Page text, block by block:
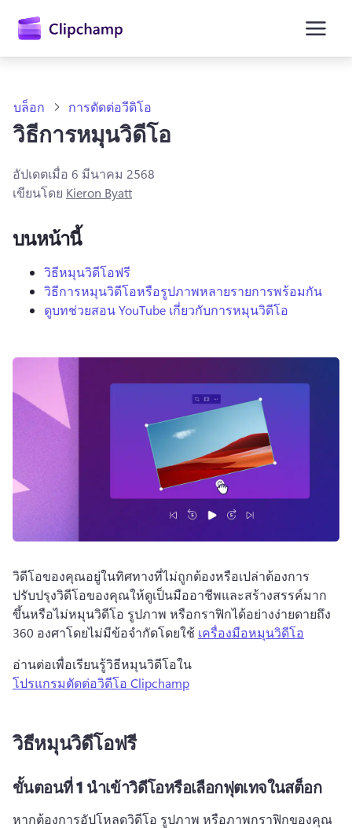
เนื้อหา
หลัก
ลงชื่อเข้าใช้
บล็อก การตัดต่อวีดิโอ
วิธีการหมุนวิดีโอ
อัปเดตเมื่อ 6 มีนาคม 2568
เขียนโดย Kieron Byatt
บนหน้านี้
วิธีหมุนวิดีโอฟรี
วิธีการหมุนวิดีโอหรือรูปภาพหลายรายการพร้อมกัน
ดูบทช่วยสอน YouTube เกี่ยวกับการหมุนวิดีโอ
วิดีโอของคุณอยู่ในทิศทางที่ไม่ถูกต้องหรือเปล่าต้องการ
ปรับปรุงวิดีโอของคุณให้ดูเป็นมืออาชีพและสร้างสรรค์มาก
ขึ้นหรือไม่หมุนวิดีโอ รูปภาพ หรือกราฟิกได้อย่างง่ายดายถึง
360 องศาโดยไม่มีข้อจำกัดโดยใช้ เครื่องมือหมุนวิดีโอ
อ่านต่อเพื่อเรียนรู้วิธีหมุนวิดีโอใน
โปรแกรมตัดต่อวิดีโอ Clipchamp
วิธีหมุนวิดีโอฟรี
ขั้นตอนที่ 1 นำเข้าวิดีโอหรือเลือกฟุตเทจในสต็อก
หากต้องการอัปโหลดวิดีโอ รูปภาพ หรือภาพกราฟิกของคุณ